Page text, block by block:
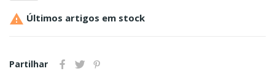
 Últimos artigos em stock
Partilhar